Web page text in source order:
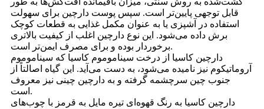
قابل توجهی پایین‌تر است. سپس پوست دارچین برای سهولت
استفاده در آشپزی یا به عنوان مکمل غذایی به قطعات کوچک
برش داده می‌شود. این نوع دارچین اغلب از کیفیت بالاتری
برخوردار بوده و برای مصرف ایمن‌تر است.
دارچین کاسیا از درخت سیناموموم کاسیا که سیناموموم
آروماتیکوم نیز نامیده می‌شود، به دست می‌آید. این گیاه اصالتاً از
جنوب چین سرچشمه گرفته و به دارچین چینی نیز معروف
است.
دارچین کاسیا به رنگ قهوه‌ای تیره مایل به قرمز با چوب‌های